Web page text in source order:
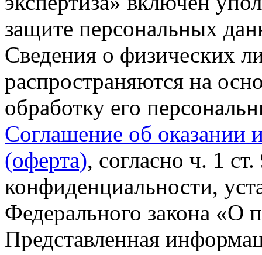
защите персональных
Сведения о физических
распространяются на
обработку его
Соглашение об оказании
(оферта), согласно ч. 1
конфиденциальности,
Федерального закона «О
Представленная